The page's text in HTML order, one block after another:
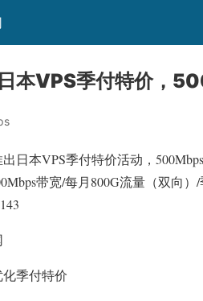
本VPS季付特价，
日本VPS季付特价活动，
带宽/每月800G流量（双向
季付特价